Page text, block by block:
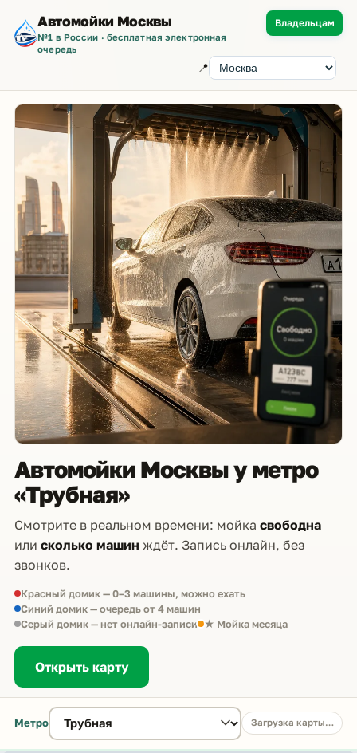
Автомойки Москвы
№1 в России · бесплатная электронная
очередь
📍
Владельцам
Автомойки Москвы у метро
«Трубная»
Смотрите в реальном времени: мойка свободна
или сколько машин ждёт. Запись онлайн, без
звонков.
Красный домик — 0–3 машины, можно ехать
Синий домик — очередь от 4 машин
Серый домик — нет онлайн-записи ★ Мойка месяца
Открыть карту
Метро Загрузка карты…